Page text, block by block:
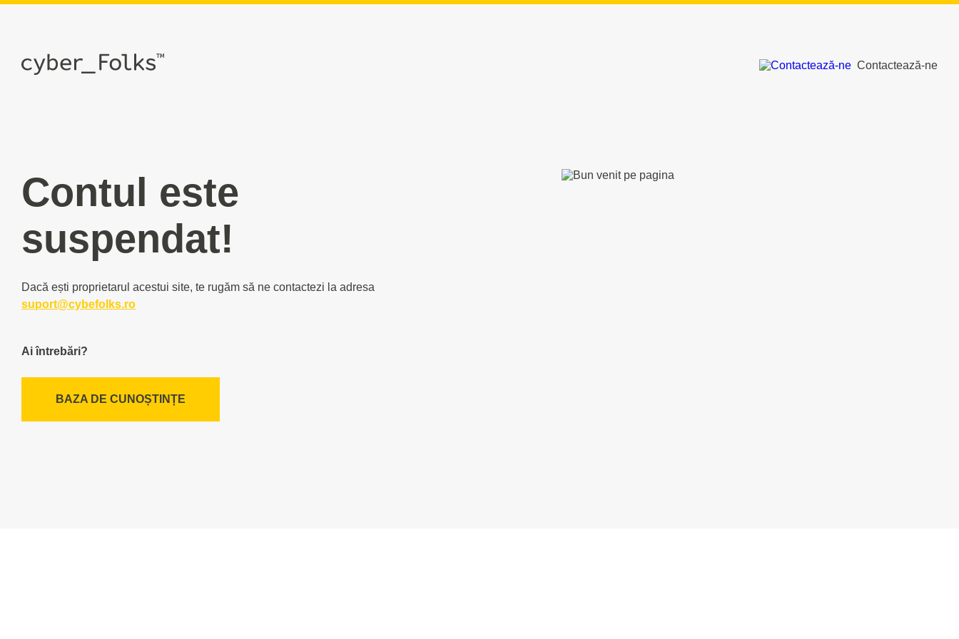
Contactează-ne
Contul este
suspendat!
Dacă ești proprietarul acestui site, te rugăm să ne contactezi la adresa
suport@cybefolks.ro
Ai întrebări?
BAZA DE CUNOȘTINȚE